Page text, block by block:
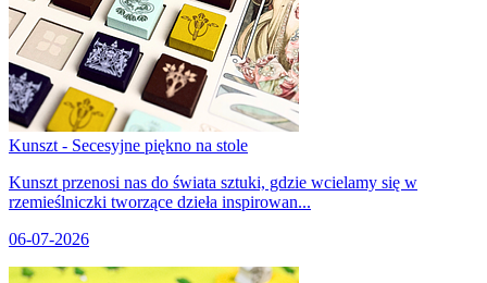
Kunszt - Secesyjne piękno na stole
Kunszt przenosi nas do świata sztuki, gdzie wcielamy się w
rzemieślniczki tworzące dzieła inspirowan...
06-07-2026